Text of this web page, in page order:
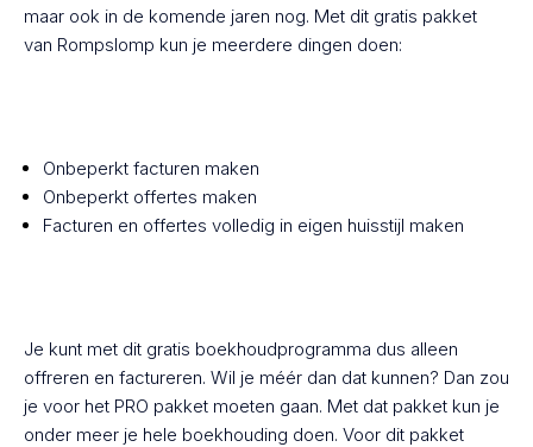
maar ook in de komende jaren nog. Met dit gratis pakket
van Rompslomp kun je meerdere dingen doen:
Onbeperkt facturen maken
Onbeperkt offertes maken
Facturen en offertes volledig in eigen huisstijl maken
Je kunt met dit gratis boekhoudprogramma dus alleen
offreren en factureren. Wil je méér dan dat kunnen? Dan zou
je voor het PRO pakket moeten gaan. Met dat pakket kun je
onder meer je hele boekhouding doen. Voor dit pakket